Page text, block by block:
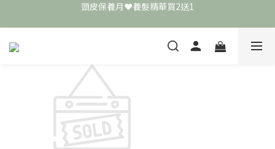
頭皮保養月❤️養髮精華買2送1
頭皮保養月❤️養髮精華買2送1
敏弱肌極簡保養學 ❤️ 舒敏霜買4送1
頭皮保養月❤️養髮精華買2送1